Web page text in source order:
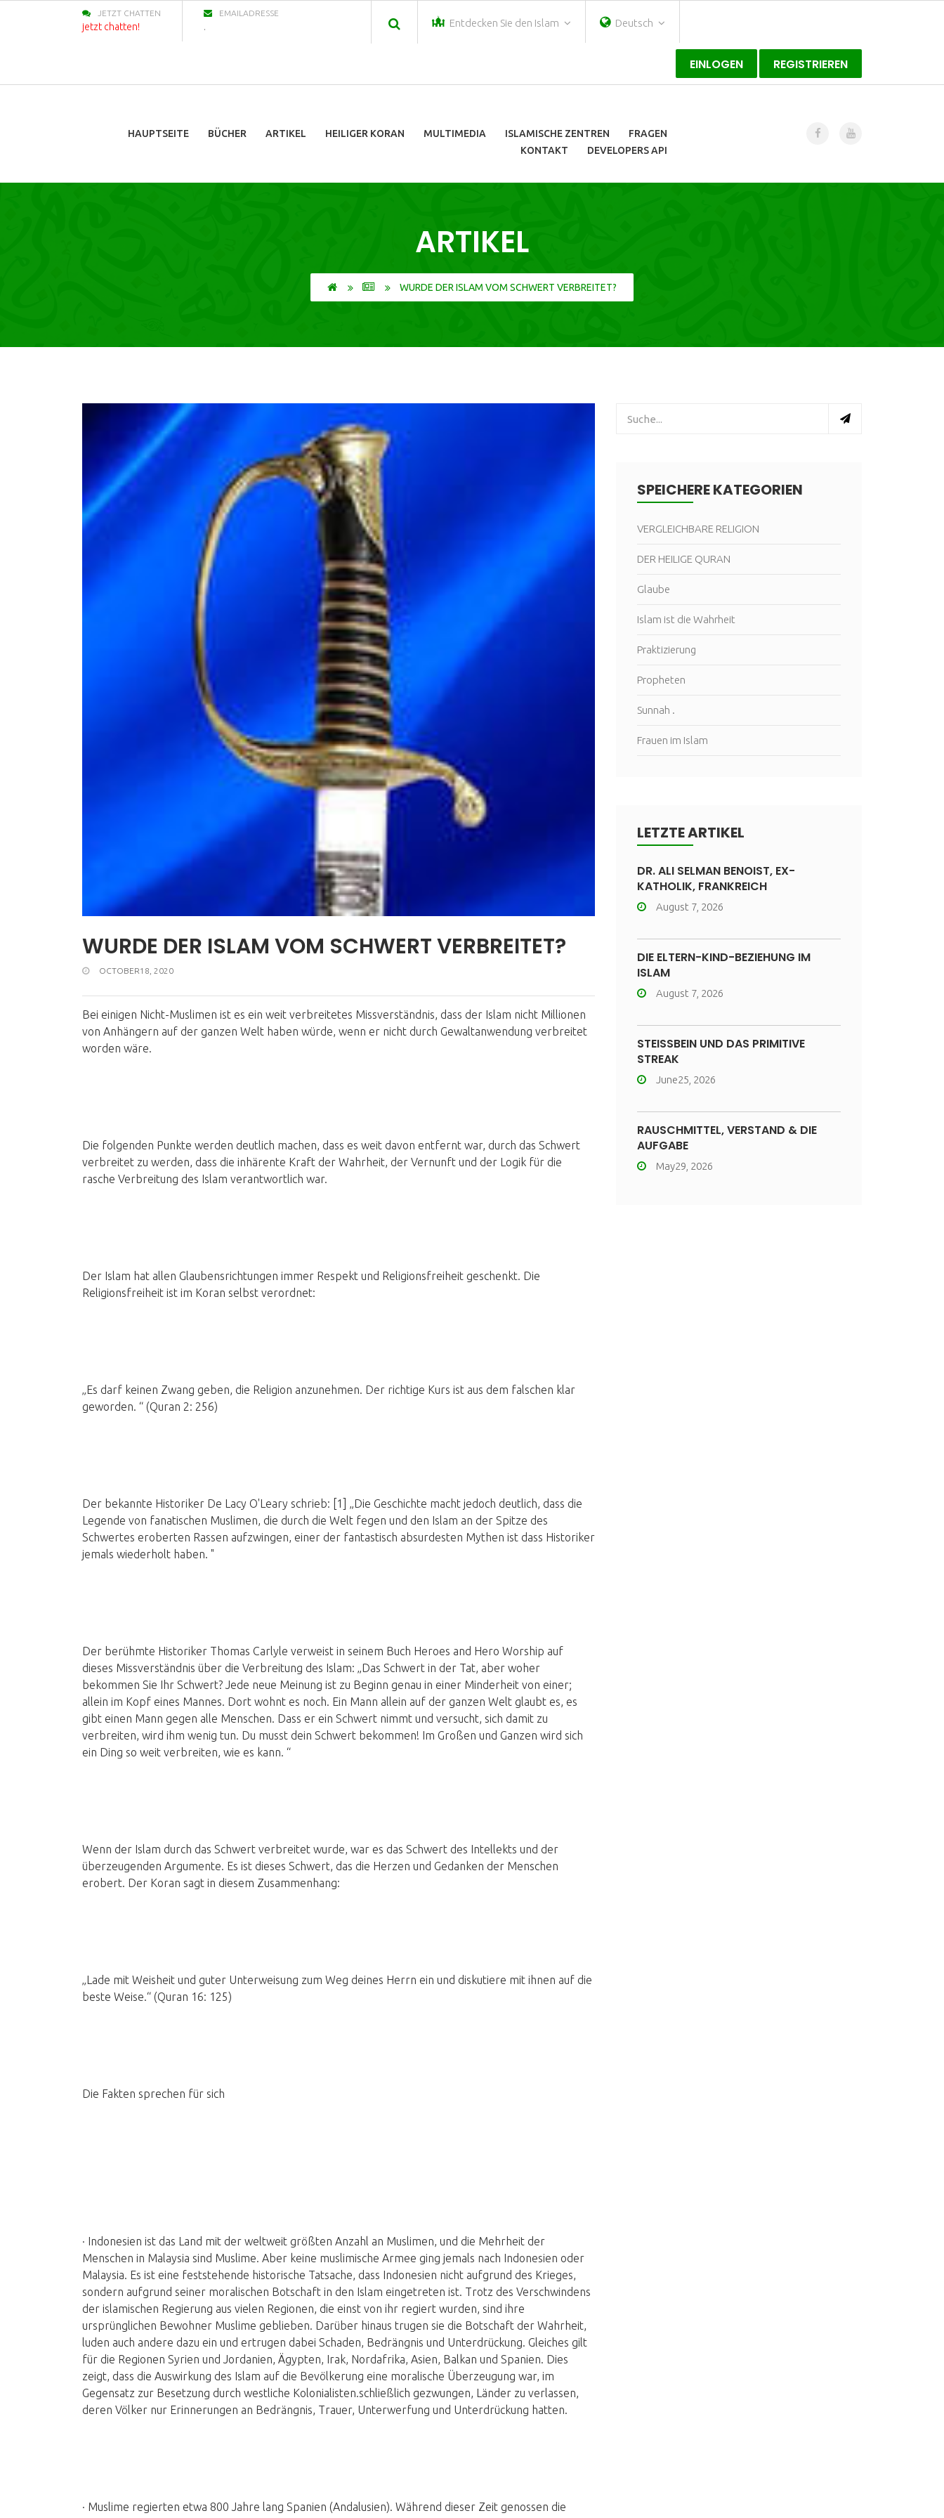
JETZT CHATTEN
jetzt chatten!
EMAILADRESSE
. Entdecken Sie den Islam Deutsch
EINLOGEN REGISTRIEREN
HAUPTSEITE BÜCHER ARTIKEL HEILIGER KORAN MULTIMEDIA ISLAMISCHE ZENTREN
FRAGEN
KONTAKT
DEVELOPERS API
ARTIKEL
WURDE DER ISLAM VOM SCHWERT VERBREITET?
WURDE DER ISLAM VOM SCHWERT VERBREITET?
OCTOBER18, 2020
Bei einigen Nicht-Muslimen ist es ein weit verbreitetes Missverständnis, dass der Islam nicht Millionen
von Anhängern auf der ganzen Welt haben würde, wenn er nicht durch Gewaltanwendung verbreitet
worden wäre.
Die folgenden Punkte werden deutlich machen, dass es weit davon entfernt war, durch das Schwert
verbreitet zu werden, dass die inhärente Kraft der Wahrheit, der Vernunft und der Logik für die
rasche Verbreitung des Islam verantwortlich war.
Der Islam hat allen Glaubensrichtungen immer Respekt und Religionsfreiheit geschenkt. Die
Religionsfreiheit ist im Koran selbst verordnet:
„Es darf keinen Zwang geben, die Religion anzunehmen. Der richtige Kurs ist aus dem falschen klar
geworden. “ (Quran 2: 256)
Der bekannte Historiker De Lacy O'Leary schrieb: [1] „Die Geschichte macht jedoch deutlich, dass die
Legende von fanatischen Muslimen, die durch die Welt fegen und den Islam an der Spitze des
Schwertes eroberten Rassen aufzwingen, einer der fantastisch absurdesten Mythen ist dass Historiker
jemals wiederholt haben. "
Der berühmte Historiker Thomas Carlyle verweist in seinem Buch Heroes and Hero Worship auf
dieses Missverständnis über die Verbreitung des Islam: „Das Schwert in der Tat, aber woher
bekommen Sie Ihr Schwert? Jede neue Meinung ist zu Beginn genau in einer Minderheit von einer;
allein im Kopf eines Mannes. Dort wohnt es noch. Ein Mann allein auf der ganzen Welt glaubt es, es
gibt einen Mann gegen alle Menschen. Dass er ein Schwert nimmt und versucht, sich damit zu
verbreiten, wird ihm wenig tun. Du musst dein Schwert bekommen! Im Großen und Ganzen wird sich
ein Ding so weit verbreiten, wie es kann. “
Wenn der Islam durch das Schwert verbreitet wurde, war es das Schwert des Intellekts und der
überzeugenden Argumente. Es ist dieses Schwert, das die Herzen und Gedanken der Menschen
erobert. Der Koran sagt in diesem Zusammenhang:
„Lade mit Weisheit und guter Unterweisung zum Weg deines Herrn ein und diskutiere mit ihnen auf die
beste Weise.“ (Quran 16: 125)
Die Fakten sprechen für sich
· Indonesien ist das Land mit der weltweit größten Anzahl an Muslimen, und die Mehrheit der
Menschen in Malaysia sind Muslime. Aber keine muslimische Armee ging jemals nach Indonesien oder
Malaysia. Es ist eine feststehende historische Tatsache, dass Indonesien nicht aufgrund des Krieges,
sondern aufgrund seiner moralischen Botschaft in den Islam eingetreten ist. Trotz des Verschwindens
der islamischen Regierung aus vielen Regionen, die einst von ihr regiert wurden, sind ihre
ursprünglichen Bewohner Muslime geblieben. Darüber hinaus trugen sie die Botschaft der Wahrheit,
luden auch andere dazu ein und ertrugen dabei Schaden, Bedrängnis und Unterdrückung. Gleiches gilt
für die Regionen Syrien und Jordanien, Ägypten, Irak, Nordafrika, Asien, Balkan und Spanien. Dies
zeigt, dass die Auswirkung des Islam auf die Bevölkerung eine moralische Überzeugung war, im
Gegensatz zur Besetzung durch westliche Kolonialisten.schließlich gezwungen, Länder zu verlassen,
deren Völker nur Erinnerungen an Bedrängnis, Trauer, Unterwerfung und Unterdrückung hatten.
· Muslime regierten etwa 800 Jahre lang Spanien (Andalusien). Während dieser Zeit genossen die
SPEICHERE KATEGORIEN
VERGLEICHBARE RELIGION
DER HEILIGE QURAN
Glaube
Islam ist die Wahrheit
Praktizierung
Propheten
Sunnah .
Frauen im Islam
LETZTE ARTIKEL
DR. ALI SELMAN BENOIST, EX-
KATHOLIK, FRANKREICH
August 7, 2026
DIE ELTERN-KIND-BEZIEHUNG IM
ISLAM
August 7, 2026
STEISSBEIN UND DAS PRIMITIVE
STREAK
June25, 2026
RAUSCHMITTEL, VERSTAND & DIE
AUFGABE
May29, 2026